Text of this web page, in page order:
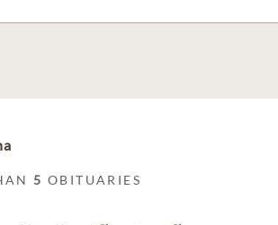
5 OBITUARIES